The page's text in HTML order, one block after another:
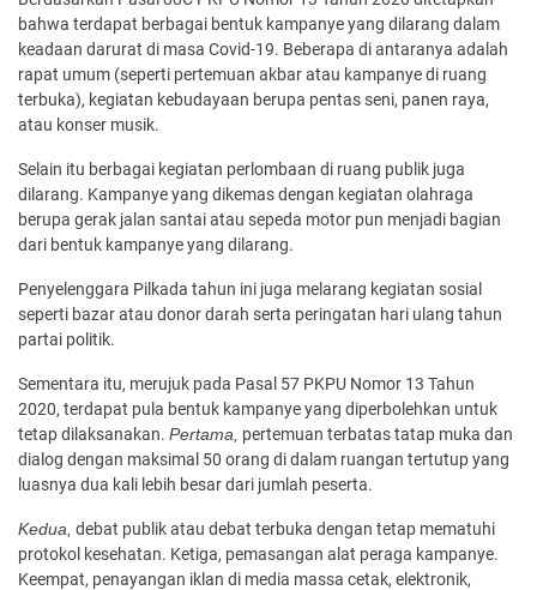
bahwa terdapat berbagai bentuk kampanye yang dilarang dalam
keadaan darurat di masa Covid-19. Beberapa di antaranya adalah
rapat umum (seperti pertemuan akbar atau kampanye di ruang
terbuka), kegiatan kebudayaan berupa pentas seni, panen raya,
atau konser musik.
Selain itu berbagai kegiatan perlombaan di ruang publik juga
dilarang. Kampanye yang dikemas dengan kegiatan olahraga
berupa gerak jalan santai atau sepeda motor pun menjadi bagian
dari bentuk kampanye yang dilarang.
Penyelenggara Pilkada tahun ini juga melarang kegiatan sosial
seperti bazar atau donor darah serta peringatan hari ulang tahun
partai politik.
Sementara itu, merujuk pada Pasal 57 PKPU Nomor 13 Tahun
2020, terdapat pula bentuk kampanye yang diperbolehkan untuk
tetap dilaksanakan. Pertama, pertemuan terbatas tatap muka dan
dialog dengan maksimal 50 orang di dalam ruangan tertutup yang
luasnya dua kali lebih besar dari jumlah peserta.
Kedua, debat publik atau debat terbuka dengan tetap mematuhi
protokol kesehatan. Ketiga, pemasangan alat peraga kampanye.
Keempat, penayangan iklan di media massa cetak, elektronik,